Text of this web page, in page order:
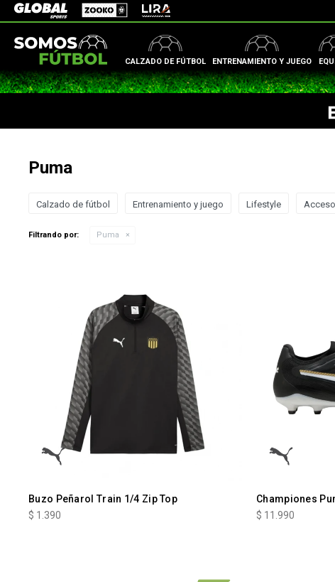
CALZADO DE FÚTBOL ENTRENAMIENTO Y JUEGO
Global Sports Zooko Lira
Puma
Calzado de fútbol Entrenamiento y juego Lifestyle
Filtrando por: Puma
Buzo Peñarol Train 1/4 Zip Top
$ 1.390
Championes
$ 11.990